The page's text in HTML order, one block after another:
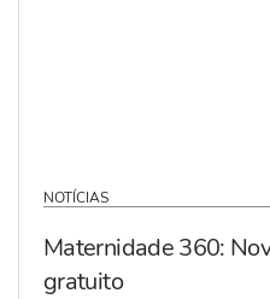
NOTÍCIAS
Maternidade 360:
gratuito